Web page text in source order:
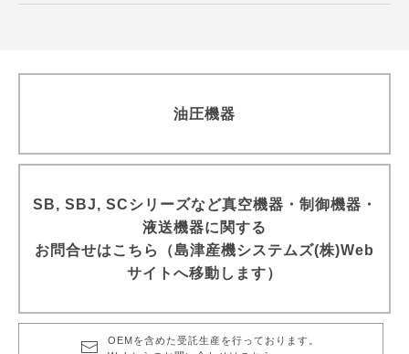
油圧機器
SB, SBJ, SCシリーズなど真空機器・制御機器・
液送機器に関する
お問合せはこちら（島津産機システムズ(株)Web
サイトへ移動します）
OEMを含めた受託生産を行っております。